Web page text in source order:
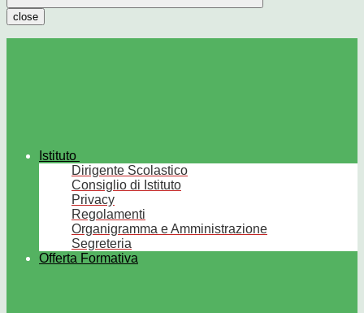
close
Istituto
Dirigente Scolastico
Consiglio di Istituto
Privacy
Regolamenti
Organigramma e Amministrazione
Segreteria
Offerta Formativa